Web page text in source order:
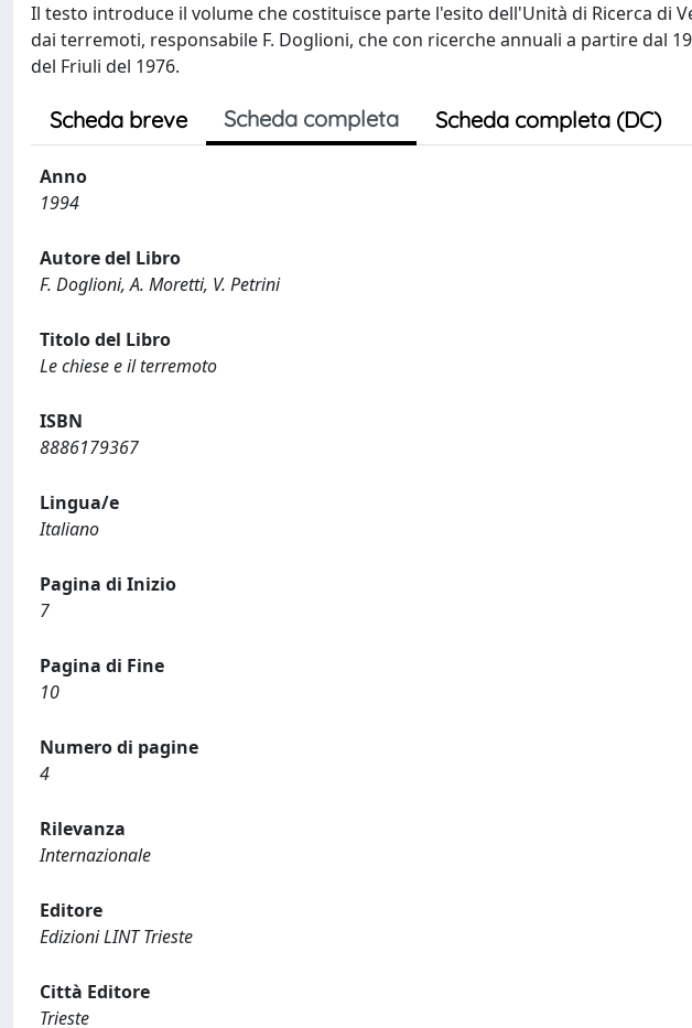
Il testo introduce il volume che costituisce parte l'esito dell'Unità di Ricerca di
dai terremoti, responsabile F. Doglioni, che con ricerche annuali a partire dal
del Friuli del 1976.
Scheda breve Scheda completa Scheda completa (DC)
Anno
1994
Autore del Libro
F. Doglioni, A. Moretti, V. Petrini
Titolo del Libro
Le chiese e il terremoto
ISBN
8886179367
Lingua/e
Italiano
Pagina di Inizio
7
Pagina di Fine
10
Numero di pagine
4
Rilevanza
Internazionale
Editore
Edizioni LINT Trieste
Città Editore
Trieste